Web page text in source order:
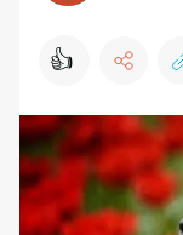
👍